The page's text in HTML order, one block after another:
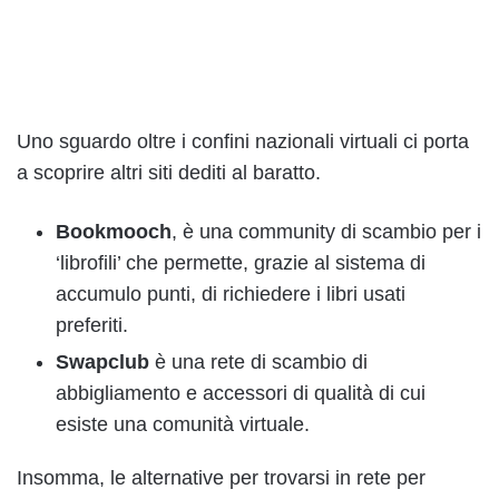
Uno sguardo oltre i confini nazionali virtuali ci porta
a scoprire altri siti dediti al baratto.
Bookmooch, è una community di scambio per i
‘librofili’ che permette, grazie al sistema di
accumulo punti, di richiedere i libri usati
preferiti.
Swapclub è una rete di scambio di
abbigliamento e accessori di qualità di cui
esiste una comunità virtuale.
Insomma, le alternative per trovarsi in rete per